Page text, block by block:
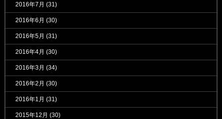
2016年7月 (31)
2016年6月 (30)
2016年5月 (31)
2016年4月 (30)
2016年3月 (34)
2016年2月 (30)
2016年1月 (31)
2015年12月 (30)